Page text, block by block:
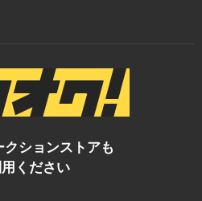
ションストアも
ください